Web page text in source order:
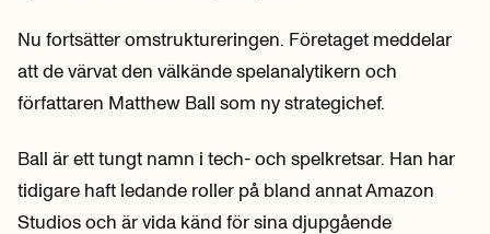
Nu fortsätter omstruktureringen. Företaget meddelar
att de värvat den välkände spelanalytikern och
författaren Matthew Ball som ny strategichef.
Ball är ett tungt namn i tech- och spelkretsar. Han har
tidigare haft ledande roller på bland annat Amazon
Studios och är vida känd för sina djupgående